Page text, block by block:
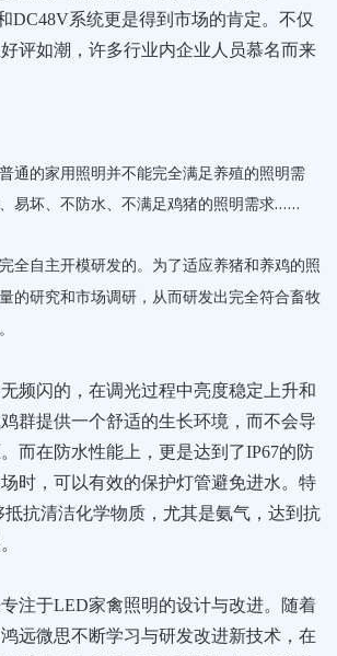
DC48V系统更是得到市场的肯定。不仅
评如潮，许多行业内企业人员慕名而来
通的家用照明并不能完全满足养殖的照明需
易坏、不防水、不满足鸡猪的照明需求……
全自主开模研发的。为了适应养猪和养鸡的照
的研究和市场调研，从而研发出完全符合畜牧
频闪的，在调光过程中亮度稳定上升和
群提供一个舒适的生长环境，而不会导
而在防水性能上，更是达到了IP67的防
时，可以有效的保护灯管避免进水。特
抵抗清洁化学物质，尤其是氨气，达到抗
注于LED家禽照明的设计与改进。随着
远微思不断学习与研发改进新技术，在